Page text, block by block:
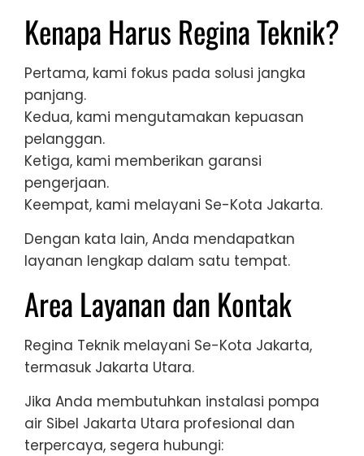
Kenapa Harus Regina Teknik?
Pertama, kami fokus pada solusi jangka
panjang.
Kedua, kami mengutamakan kepuasan
pelanggan.
Ketiga, kami memberikan garansi
pengerjaan.
Keempat, kami melayani Se-Kota Jakarta.
Dengan kata lain, Anda mendapatkan
layanan lengkap dalam satu tempat.
Area Layanan dan Kontak
Regina Teknik melayani Se-Kota Jakarta,
termasuk Jakarta Utara.
Jika Anda membutuhkan instalasi pompa
air Sibel Jakarta Utara profesional dan
terpercaya, segera hubungi: